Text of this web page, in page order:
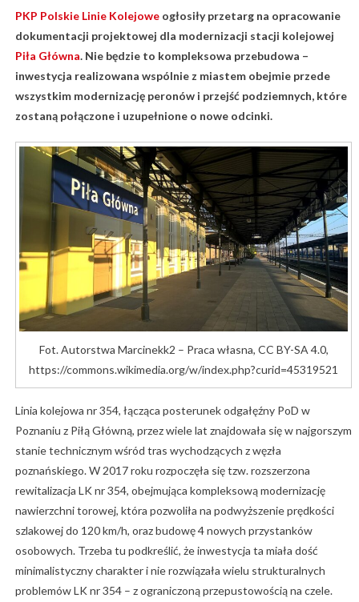
PKP Polskie Linie Kolejoweogłosiły przetarg na opracowanie
dokumentacji projektowej dla modernizacji stacji kolejowej
Piła Główna. Nie będzie to kompleksowa przebudowa –
inwestycja realizowana wspólnie z miastem obejmie przede
wszystkim modernizację peronów i przejść podziemnych, które
zostaną połączone i uzupełnione o nowe odcinki.
Fot. Autorstwa Marcinekk2 – Praca własna, CC BY-SA 4.0,
https://commons.wikimedia.org/w/index.php?curid=45319521
Linia kolejowa nr 354, łącząca posterunek odgałęźny PoD w
Poznaniu z Piłą Główną, przez wiele lat znajdowała się w najgorszym
stanie technicznym wśród tras wychodzących z węzła
poznańskiego. W 2017 roku rozpoczęła się tzw. rozszerzona
rewitalizacja LK nr 354, obejmująca kompleksową modernizację
nawierzchni torowej, która pozwoliła na podwyższenie prędkości
szlakowej do 120 km/h, oraz budowę 4 nowych przystanków
osobowych. Trzeba tu podkreślić, że inwestycja ta miała dość
minimalistyczny charakter i nie rozwiązała wielu strukturalnych
problemów LK nr 354 – z ograniczoną przepustowością na czele.